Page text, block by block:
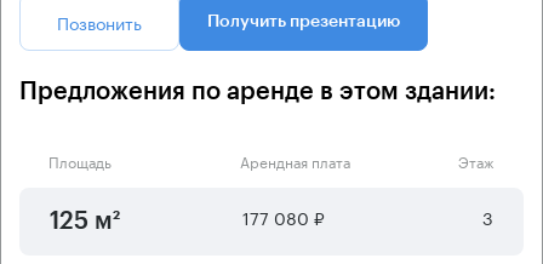
Позвонить Получить презентацию
Предложения по аренде в этом здании:
Площадь Арендная плата Этаж
125 м² 177 080 ₽ 3